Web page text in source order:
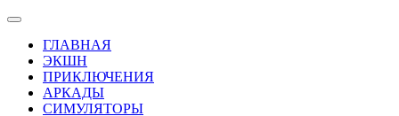
ГЛАВНАЯ
ЭКШН
ПРИКЛЮЧЕНИЯ
АРКАДЫ
СИМУЛЯТОРЫ